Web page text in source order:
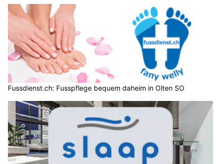
Fussdienst.ch: Fusspflege bequem daheim in Olten SO